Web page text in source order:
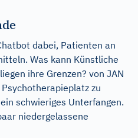
dabei, Patienten an
Was kann Künstliche
ihre Grenzen? von JAN
Psychotherapieplatz zu
schwieriges Unterfangen.
niedergelassene